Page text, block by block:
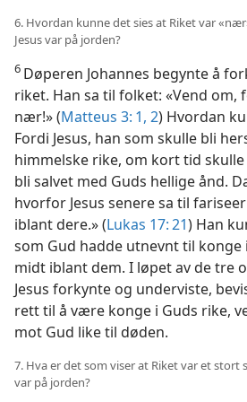
6. Hvordan kunne det sies at Riket var
Jesus var på jorden?
6 Døperen Johannes begynte å
riket. Han sa til folket: «Vend
nær!» (Matteus 3: 1, 2) Hvordan
Fordi Jesus, han som skulle bli
himmelske rike, om kort tid
bli salvet med Guds hellige ånd.
hvorfor Jesus senere sa til
iblant dere.» (Lukas 17: 21) Han
som Gud hadde utnevnt til
midt iblant dem. I løpet av de tre
Jesus forkynte og underviste,
rett til å være konge i Guds rike,
mot Gud like til døden.
7. Hva er det som viser at Riket var et stort
var på jorden?